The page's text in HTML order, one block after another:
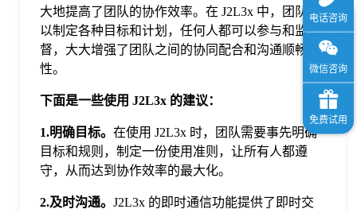
大地提高了团队的协作效率。在 J2L3x 中，团队可
以制定各种目标和计划，任何人都可以参与和监
督，大大增强了团队之间的协同配合和沟通顺畅
性。
下面是一些使用 J2L3x 的建议：
1.明确目标。 在使用 J2L3x 时，团队需要事先明确
目标和规则，制定一份使用准则，让所有人都遵
守，从而达到协作效率的最大化。
2.及时沟通。 J2L3x 的即时通信功能提供了即时交